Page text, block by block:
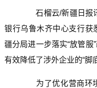
石榴云/新疆日报讯
银行乌鲁木齐中心支行获
疆分局进一步落实“放管服
有效降低了涉外企业的“脚
为了优化营商环境